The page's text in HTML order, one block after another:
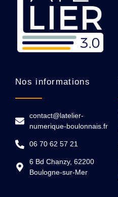
Nos informations
contact@latelier-
numerique-boulonnais.fr
06 70 62 57 21
6 Bd Chanzy, 62200
Boulogne-sur-Mer​